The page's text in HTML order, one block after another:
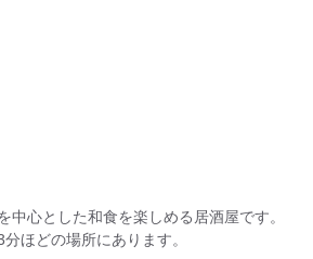
中心とした和食を楽しめる居酒屋です。
ほどの場所にあります。